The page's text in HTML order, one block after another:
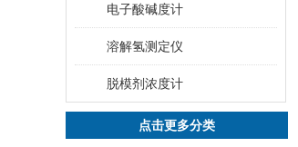
电子酸碱度计
溶解氢测定仪
脱模剂浓度计
点击更多分类